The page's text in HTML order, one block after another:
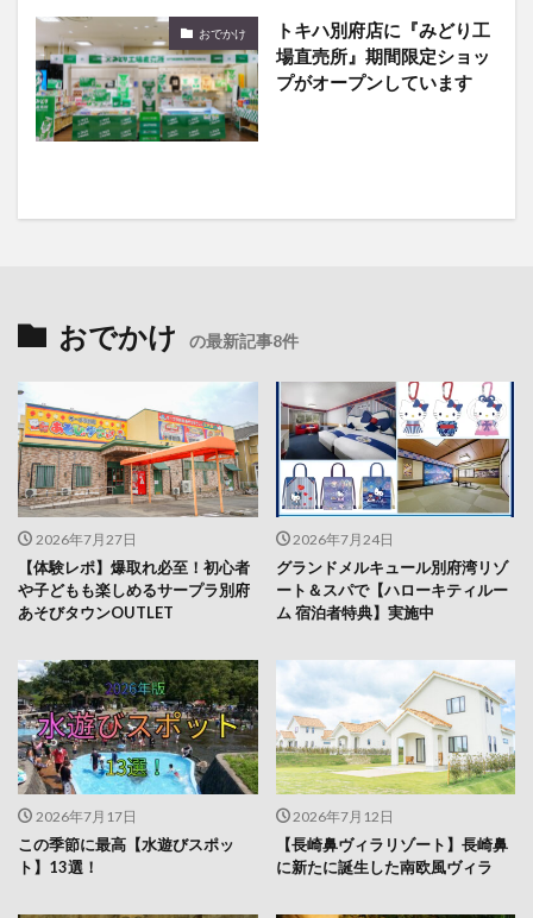
おでかけ
トキハ別府店に『みどり工
場直売所』期間限定ショッ
プがオープンしています
おでかけ の最新記事8件
2026年7月27日
【体験レポ】爆取れ必至！初心者
や子どもも楽しめるサープラ別府
あそびタウンOUTLET
2026年7月24日
グランドメルキュール別府湾リゾ
ート＆スパで【ハローキティルー
ム 宿泊者特典】実施中
2026年7月17日
この季節に最高【水遊びスポッ
ト】13選！
2026年7月12日
【長崎鼻ヴィラリゾート】長崎鼻
に新たに誕生した南欧風ヴィラ